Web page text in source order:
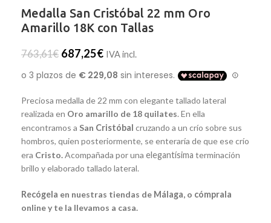
Medalla San Cristóbal 22 mm Oro
Amarillo 18K con Tallas
763,61€ 687,25€ IVA incl.
Preciosa medalla de 22 mm con elegante tallado lateral
realizada en Oro amarillo de 18 quilates. En ella
encontramos a San Cristóbal cruzando a un crío sobre sus
hombros, quien posteriormente, se enteraría de que ese crío
era Cristo.Acompañada por una elegantísima terminación
brillo y elaborado tallado lateral.
Recógela en nuestras tiendas de Málaga, o cómprala
online y te la llevamos a casa.